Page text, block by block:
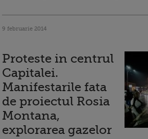
9 februarie 2014
Proteste in centrul
Capitalei.
Manifestarile fata
de proiectul Rosia
Montana,
explorarea gazelor